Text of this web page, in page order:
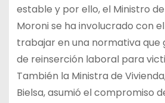
estable y por ello, el Ministro
Moroni se ha involucrado con
trabajar en una normativa que
de reinserción laboral para
También la Ministra de
Bielsa, asumió el compromiso